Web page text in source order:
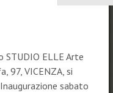
ELLE Arte
97, VICENZA, si
sabato